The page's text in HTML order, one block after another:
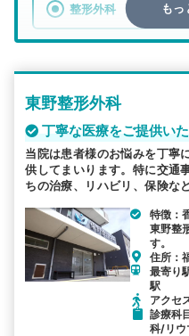
整形外科
詳細条
その
駅から探す
もっ
東野整形外科
丁寧な医療をご提供い
当院は患者様のお悩みを丁寧
供してまいります。特に交通
ちの治療、リハビリ、保険な
療環境を整えております。
特徴：
東野整
す。
住所：
最寄り
駅
アクセ
診療科
科/リウ